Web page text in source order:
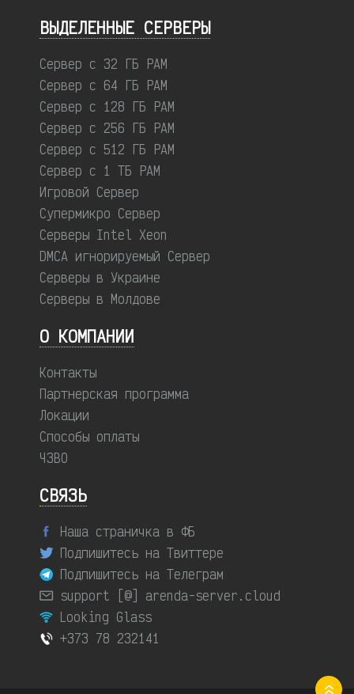
ВЫДЕЛЕННЫЕ CЕРВЕРЫ
Сервер с 32 ГБ РАМ
Сервер с 64 ГБ РАМ
Сервер с 128 ГБ РАМ
Сервер с 256 ГБ РАМ
Сервер с 512 ГБ РАМ
Сервер с 1 ТБ РАМ
Игровой Сервер
Супермикро Сервер
Серверы Intel Xeon
DMCA игнорируемый Сервер
Серверы в Украине
Серверы в Молдове
О КОМПАНИИ
Контакты
Партнерская программа
Локации
Способы оплаты
ЧЗВО
СВЯЗЬ
Наша страничка в ФБ
Подпишитесь на Твиттере
Подпишитесь на Телеграм
support [@] arenda-server.cloud
Looking Glass
+373 78 232141